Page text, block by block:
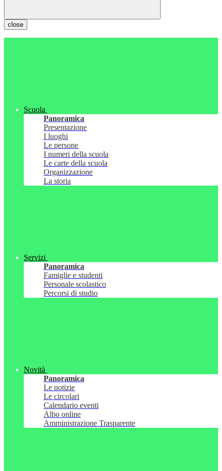
close
Scuola
Panoramica
Presentazione
I luoghi
Le persone
I numeri della scuola
Le carte della scuola
Organizzazione
La storia
Servizi
Panoramica
Famiglie e studenti
Personale scolastico
Percorsi di studio
Novità
Panoramica
Le notizie
Le circolari
Calendario eventi
Albo online
Amministrazione Trasparente